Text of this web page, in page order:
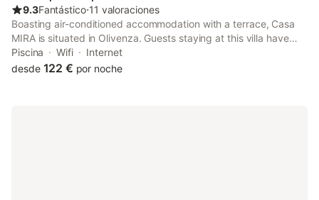
9.3Fantástico⋅11 valoraciones
Boasting air-conditioned accommodation with a terrace, Casa
MIRA is situated in Olivenza. Guests staying at this villa have
access to a patio.
Piscina Wifi
Internet
desde 122 € por noche